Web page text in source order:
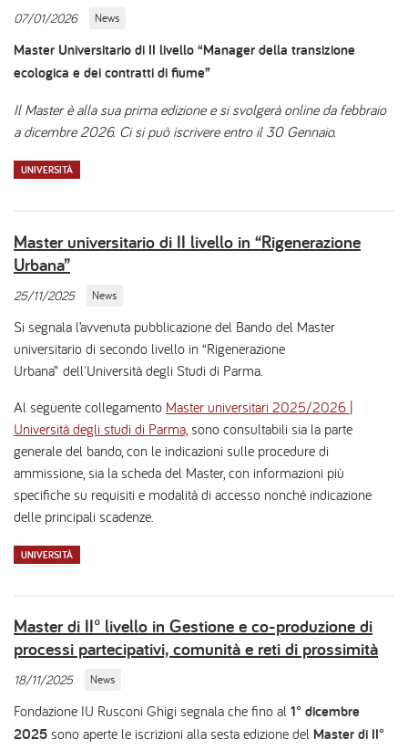
07/01/2026 News
Master Universitario di II livello “Manager della transizione
ecologica e dei contratti di fiume”
Il Master è alla sua prima edizione e si svolgerà online da febbraio
a dicembre 2026. Ci si può iscrivere entro il 30 Gennaio.
UNIVERSITÀ
Master universitario di II livello in “Rigenerazione
Urbana”
25/11/2025 News
Si segnala l’avvenuta pubblicazione del Bando del Master
universitario di secondo livello in “Rigenerazione
Urbana” dell'Università degli Studi di Parma.
Al seguente collegamento Master universitari 2025/2026 |
Università degli studi di Parma, sono consultabili sia la parte
generale del bando, con le indicazioni sulle procedure di
ammissione, sia la scheda del Master, con informazioni più
specifiche su requisiti e modalità di accesso nonché indicazione
delle principali scadenze.
UNIVERSITÀ
Master di II° livello in Gestione e co-produzione di
processi partecipativi, comunità e reti di prossimità
18/11/2025 News
Fondazione IU Rusconi Ghigi segnala che fino al 1° dicembre
2025 sono aperte le iscrizioni alla sesta edizione del Master di II°